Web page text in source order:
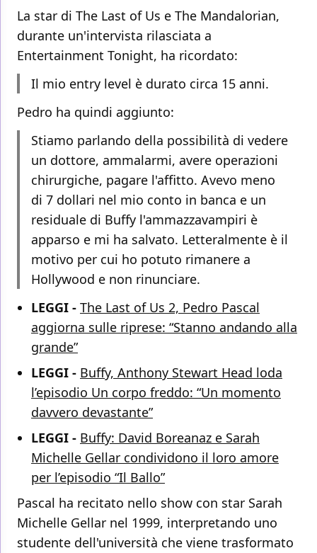
La star di The Last of Us e The Mandalorian,
durante un'intervista rilasciata a
Entertainment Tonight, ha ricordato:
Il mio entry level è durato circa 15 anni.
Pedro ha quindi aggiunto:
Stiamo parlando della possibilità di vedere
un dottore, ammalarmi, avere operazioni
chirurgiche, pagare l'affitto. Avevo meno
di 7 dollari nel mio conto in banca e un
residuale di Buffy l'ammazzavampiri è
apparso e mi ha salvato. Letteralmente è il
motivo per cui ho potuto rimanere a
Hollywood e non rinunciare.
LEGGI - The Last of Us 2, Pedro Pascal
aggiorna sulle riprese: “Stanno andando alla
grande”
LEGGI - Buffy, Anthony Stewart Head loda
l’episodio Un corpo freddo: “Un momento
davvero devastante”
LEGGI - Buffy: David Boreanaz e Sarah
Michelle Gellar condividono il loro amore
per l’episodio “Il Ballo”
Pascal ha recitato nello show con star Sarah
Michelle Gellar nel 1999, interpretando uno
studente dell'università che viene trasformato